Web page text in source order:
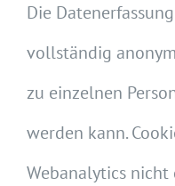
Die
vollständig
zu einzelnen
werden kann.
Webanalytics nicht